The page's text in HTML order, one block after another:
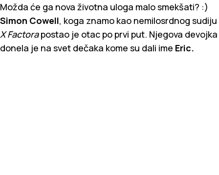
Možda će ga nova životna uloga malo smekšati? :)
Simon Cowell, koga znamo kao nemilosrdnog sudiju
X Factorapostao je otac po prvi put. Njegova devojka
donela je na svet dečaka kome su dali ime Eric.